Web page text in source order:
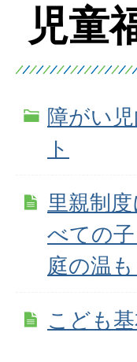
児童
障がい
ト
里親制
べての
庭の温
こども